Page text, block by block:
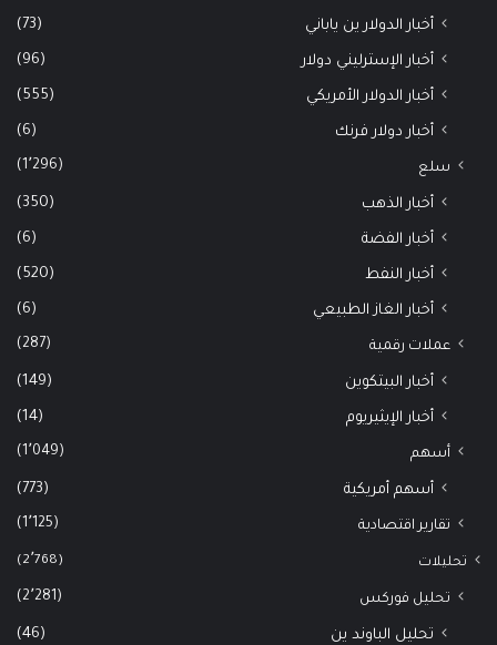
أخبار الدولار ين ياباني (73)
أخبار الإسترليني دولار (96)
أخبار الدولار الأمريكي (555)
أخبار دولار فرنك (6)
سلع (1٬296)
أخبار الذهب (350)
أخبار الفضة (6)
أخبار النفط (520)
أخبار الغاز الطبيعي (6)
عملات رقمية (287)
أخبار البيتكوين (149)
أخبار الإيثيريوم (14)
أسهم (1٬049)
أسهم أمريكية (773)
تقارير اقتصادية (1٬125)
تحليلات (2٬768)
تحليل فوركس (2٬281)
تحليل الباوند ين (46)